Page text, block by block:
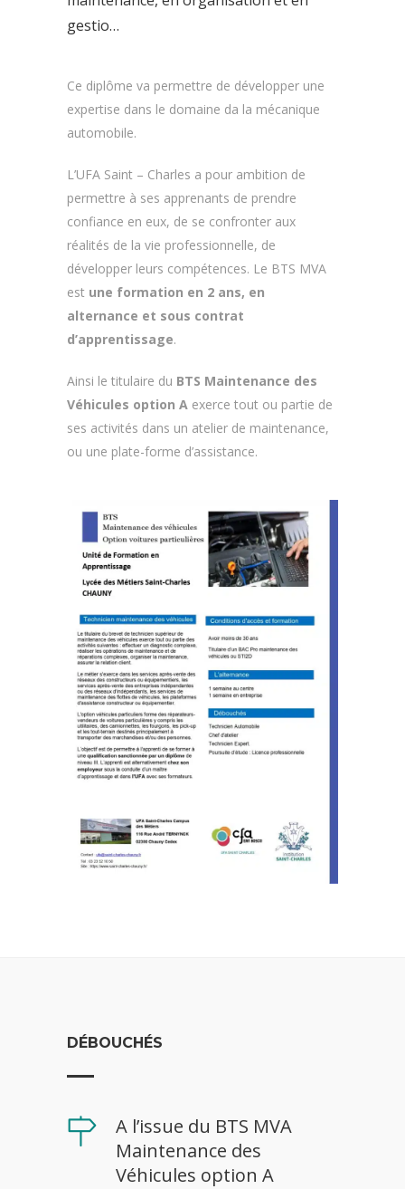
gestio…
Ce diplôme va permettre de développer une
expertise dans le domaine da la mécanique
automobile.
L’UFA Saint – Charles a pour ambition de
permettre à ses apprenants de prendre
confiance en eux, de se confronter aux
réalités de la vie professionnelle, de
développer leurs compétences. Le BTS MVA
est une formation en 2 ans, en
alternance et sous contrat
d’apprentissage.
Ainsi le titulaire du BTS Maintenance des
Véhicules option A exerce tout ou partie de
ses activités dans un atelier de maintenance,
ou une plate-forme d’assistance.
DÉBOUCHÉS
A l’issue du BTS MVA
Maintenance des
Véhicules option A